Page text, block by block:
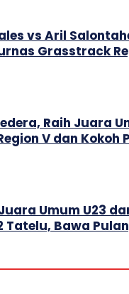
vs Aril
Grasstrack
Raih Juara
V dan Kokoh
Umum U23
Tatelu, Bawa